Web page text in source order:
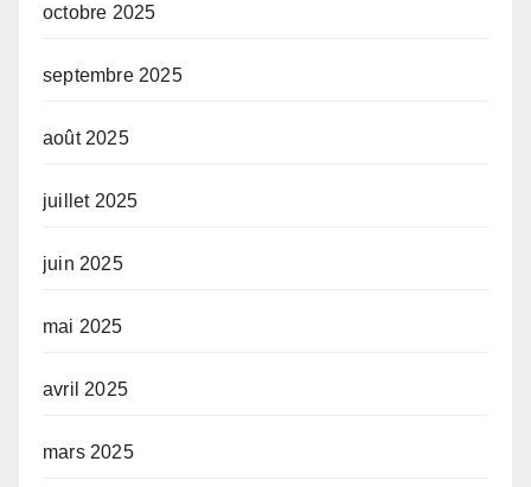
octobre 2025
septembre 2025
août 2025
juillet 2025
juin 2025
mai 2025
avril 2025
mars 2025